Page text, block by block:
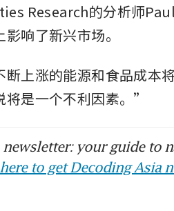
Research的分析师
响了新兴市场。
上涨的能源和食品成本
是一个不利因素。”
newsletter: your guide to
to get Decoding Asia